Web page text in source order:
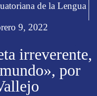
de la Lengua
9, 2022
irreverente,
por